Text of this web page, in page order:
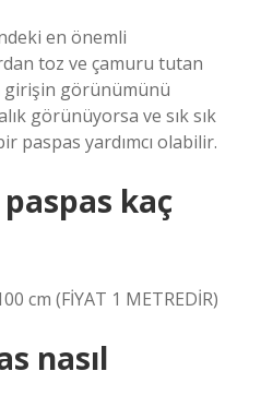
en önemli
toz ve çamuru tutan
girişin görünümünü
görünüyorsa ve sık sık
paspas yardımcı olabilir.
paspas kaç
cm (FİYAT 1 METREDİR)
nasıl